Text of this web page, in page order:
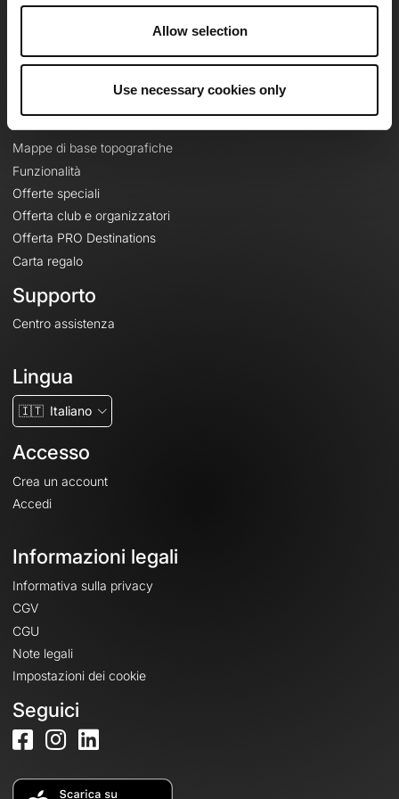
Allow selection
Use necessary cookies only
Contatti
Offerte
Mappe di base topografiche
Funzionalità
Offerte speciali
Offerta club e organizzatori
Offerta PRO Destinations
Carta regalo
Supporto
Centro assistenza
Lingua
🇮🇹 Italiano
Accesso
Crea un account
Accedi
Informazioni legali
Informativa sulla privacy
CGV
CGU
Note legali
Impostazioni dei cookie
Seguici